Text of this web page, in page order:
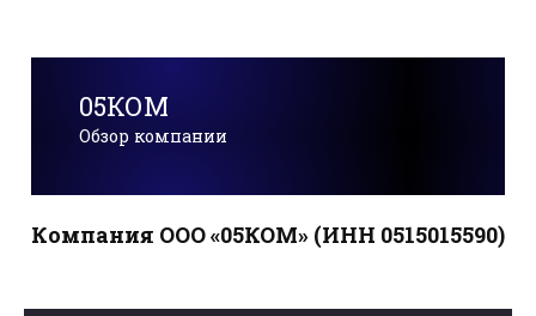
05КОМ
Обзор компании
Компания ООО «05КОМ» (ИНН 0515015590)